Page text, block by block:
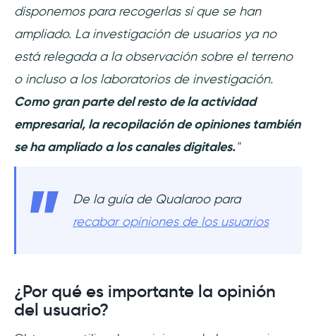
disponemos para recogerlas sí que se han
ampliado. La investigación de usuarios ya no
está relegada a la observación sobre el terreno
o incluso a los laboratorios de investigación.
Como gran parte del resto de la actividad
empresarial, la recopilación de opiniones también
se ha ampliado a los canales digitales."
De la guía de Qualaroo para
recabar opiniones de los usuarios
¿Por qué es importante la opinión
del usuario?